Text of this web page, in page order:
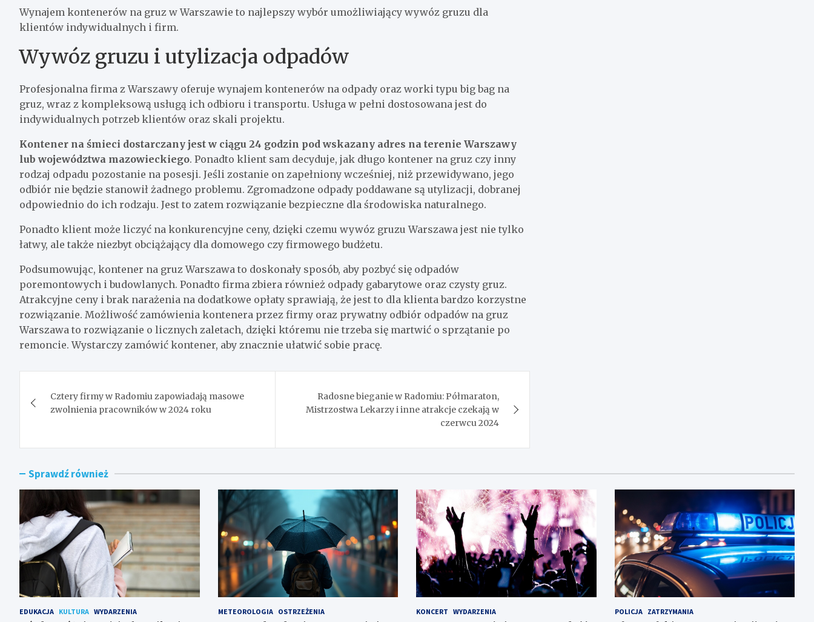
Wynajem kontenerów na gruz w Warszawie to najlepszy wybór umożliwiający wywóz gruzu dla
klientów indywidualnych i firm.
Wywóz gruzu i utylizacja odpadów
Profesjonalna firma z Warszawy oferuje wynajem kontenerów na odpady oraz worki typu big bag na
gruz, wraz z kompleksową usługą ich odbioru i transportu. Usługa w pełni dostosowana jest do
indywidualnych potrzeb klientów oraz skali projektu.
Kontener na śmieci dostarczany jest w ciągu 24 godzin pod wskazany adres na terenie Warszawy
lub województwa mazowieckiego. Ponadto klient sam decyduje, jak długo kontener na gruz czy inny
rodzaj odpadu pozostanie na posesji. Jeśli zostanie on zapełniony wcześniej, niż przewidywano, jego
odbiór nie będzie stanowił żadnego problemu. Zgromadzone odpady poddawane są utylizacji, dobranej
odpowiednio do ich rodzaju. Jest to zatem rozwiązanie bezpieczne dla środowiska naturalnego.
Ponadto klient może liczyć na konkurencyjne ceny, dzięki czemu wywóz gruzu Warszawa jest nie tylko
łatwy, ale także niezbyt obciążający dla domowego czy firmowego budżetu.
Podsumowując, kontener na gruz Warszawa to doskonały sposób, aby pozbyć się odpadów
poremontowych i budowlanych. Ponadto firma zbiera również odpady gabarytowe oraz czysty gruz.
Atrakcyjne ceny i brak narażenia na dodatkowe opłaty sprawiają, że jest to dla klienta bardzo korzystne
rozwiązanie. Możliwość zamówienia kontenera przez firmy oraz prywatny odbiór odpadów na gruz
Warszawa to rozwiązanie o licznych zaletach, dzięki któremu nie trzeba się martwić o sprzątanie po
remoncie. Wystarczy zamówić kontener, aby znacznie ułatwić sobie pracę.
wpisu
Cztery firmy w Radomiu zapowiadają masowe
zwolnienia pracowników w 2024 roku
Radosne bieganie w Radomiu: Półmaraton,
Mistrzostwa Lekarzy i inne atrakcje czekają w
czerwcu 2024
Sprawdź również
EDUKACJA KULTURA WYDARZENIA METEOROLOGIA OSTRZEŻENIA KONCERT WYDARZENIA POLICJA ZATRZYMANIA